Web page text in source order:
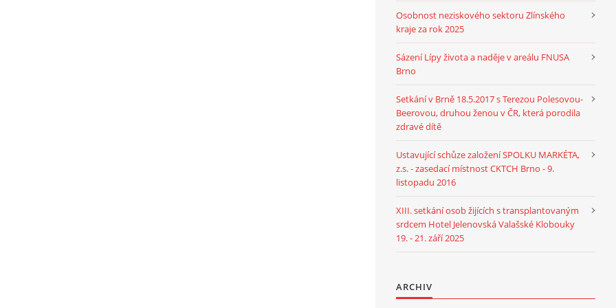
Osobnost neziskového sektoru Zlínského
kraje za rok 2025
Sázení Lípy života a naděje v areálu FNUSA
Brno
Setkání v Brně 18.5.2017 s Terezou Polesovou-
Beerovou, druhou ženou v ČR, která porodila
zdravé dítě
Ustavující schůze založení SPOLKU MARKÉTA,
z.s. - zasedací místnost CKTCH Brno - 9.
listopadu 2016
XIII. setkání osob žijících s transplantovaným
srdcem Hotel Jelenovská Valašské Klobouky
19. - 21. září 2025
ARCHIV